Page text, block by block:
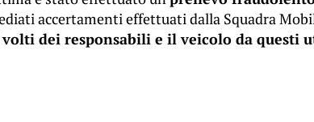
accertamenti effettuati dalla Squadra
dei responsabili e il veicolo da questi